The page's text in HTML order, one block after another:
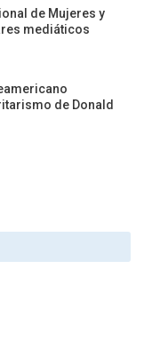
de Mujeres y
mediáticos
de Donald